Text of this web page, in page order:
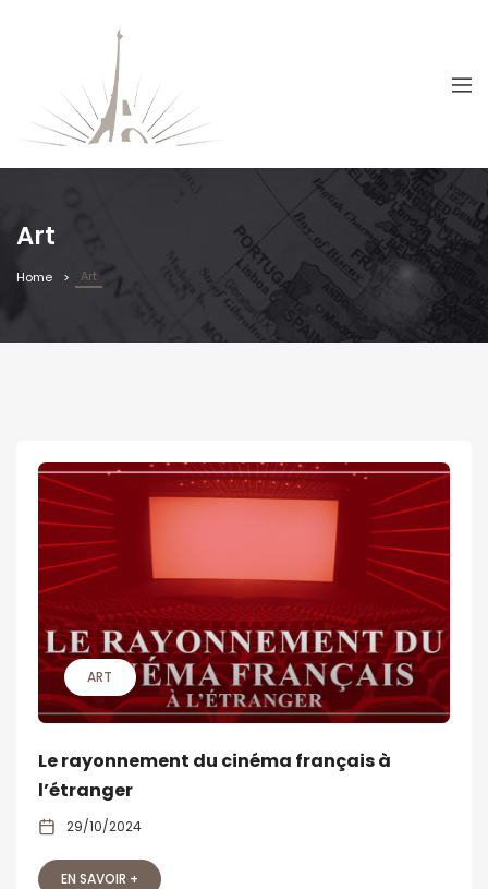
Art
Home Art
ART
Le rayonnement du cinéma français à
l’étranger
29/10/2024
EN SAVOIR +